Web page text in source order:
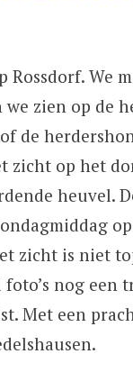
We
zien op de
de
zicht op het
heuvel.
zicht is niet
nog een
Met een